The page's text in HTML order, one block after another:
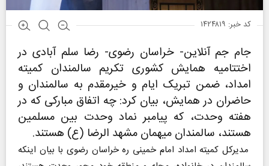
کد خبر: ۱۴۲۴۸۱۹
جام جم آنلاین- خراسان رضوی- رضا سلم آبادی در
اختتامیه همایش کشوری تکریم سالمندان کمیته
امداد، ضمن تبریک ایام و خیرمقدم به سالمندان و
حاضران در همایش، بیان کرد: چه اتفاق مبارکی که در
هفته وحدت، که پیامبر نماد وحدت بین مسلمین
هستند، سالمندان میهمان مشهد الرضا (ع) هستند.
مدیرکل کمیته امداد امام خمینی ره خراسان رضوی با بیان اینکه